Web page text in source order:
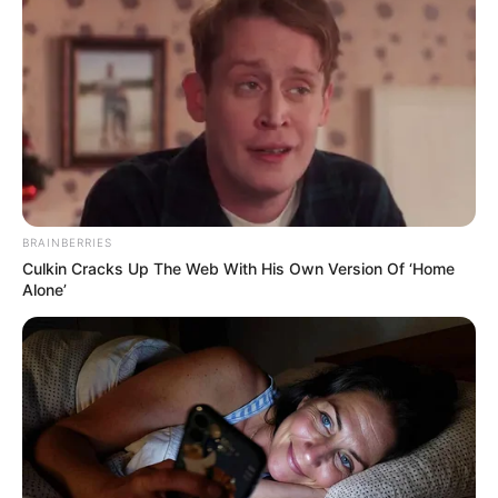
Baca juga:
Biodata, Profil, dan Fakta Kwon Hyun Bin
(VIINI)
BRAINBERRIES
Culkin Cracks Up The Web With His Own Version Of ‘Home
Alone’